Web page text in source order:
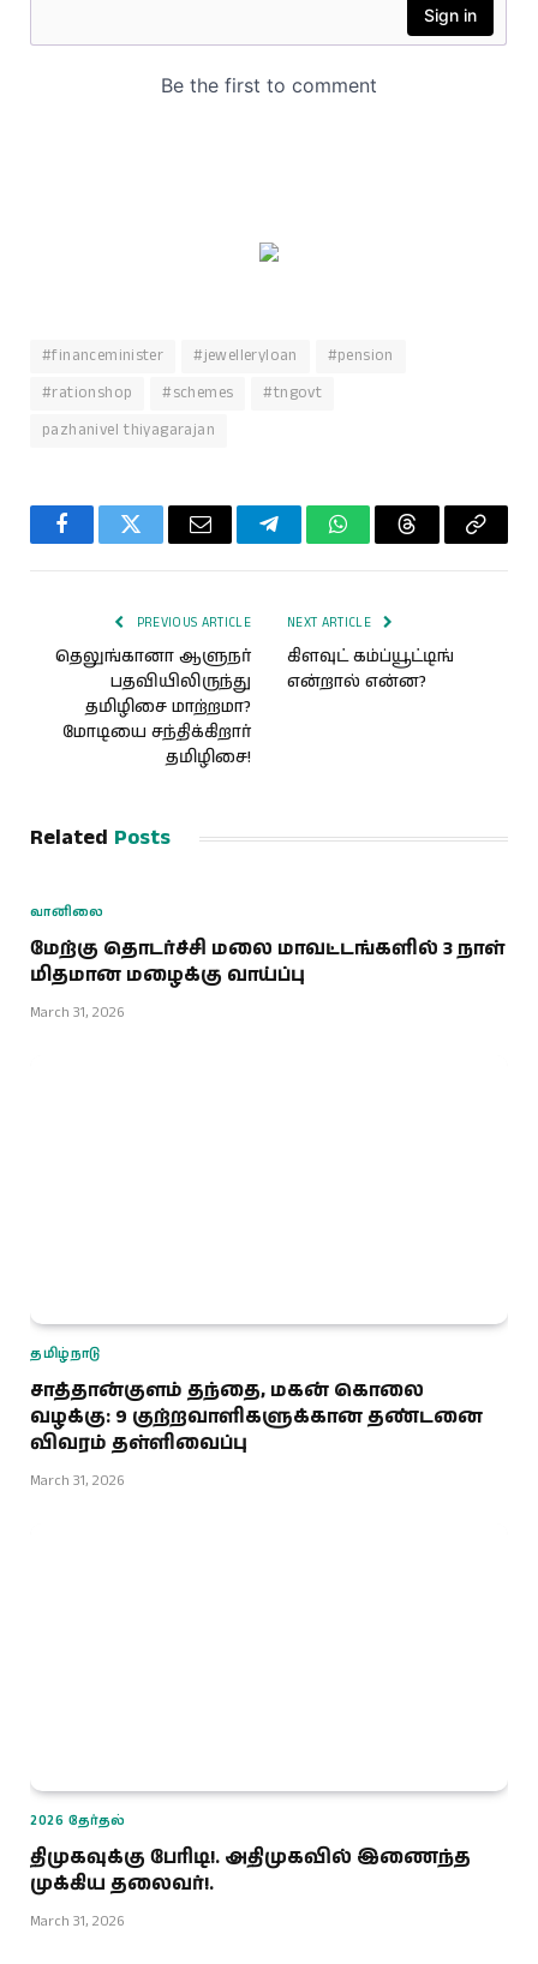
#financeminister #jewelleryloan
#pension
#rationshop
#schemes
#tngovt
pazhanivel thiyagarajan
FacebookTwitter Email TelegramWhatsAppThreadsCopy
PREVIOUS ARTICLE
தெலுங்கானா ஆளுநர்
பதவியிலிருந்து
தமிழிசை மாற்றமா?
மோடியை சந்திக்கிறார்
தமிழிசை!
NEXT ARTICLE
கிளவுட் கம்ப்யூட்டிங்
என்றால் என்ன?
Related Posts
வானிலை
மேற்கு தொடர்ச்சி மலை மாவட்டங்களில் 3 நாள்
மிதமான மழைக்கு வாய்ப்பு
March 31, 2026
தமிழ்நாடு
சாத்தான்குளம் தந்தை, மகன் கொலை
வழக்கு: 9 குற்றவாளிகளுக்கான தண்டனை
விவரம் தள்ளிவைப்பு
March 31, 2026
2026 தேர்தல்
திமுகவுக்கு பேரிடி!. அதிமுகவில் இணைந்த
முக்கிய தலைவர்!.
March 31, 2026